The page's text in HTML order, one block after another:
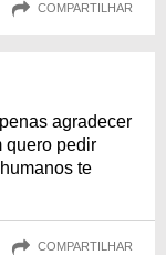
COMPARTILHAR
agradecer
quero pedir
te
COMPARTILHAR